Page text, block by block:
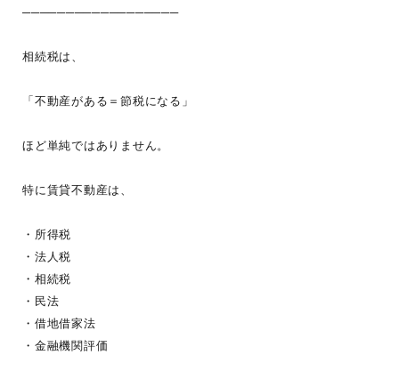
──────────────────
相続税は、
「不動産がある＝節税になる」
ほど単純ではありません。
特に賃貸不動産は、
・所得税
・法人税
・相続税
・民法
・借地借家法
・金融機関評価